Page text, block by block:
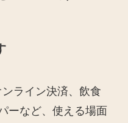
ライン決済、飲食
ーなど、使える場面